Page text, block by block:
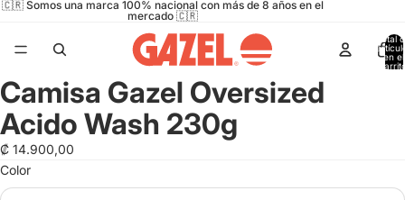
🇨🇷 Somos una marca 100% nacional con más de 8 años en el
mercado 🇨🇷
Total
en el
Abrir
imagen
a
pantalla
completa
Camisa Gazel Oversized
Acido Wash 230g
₡ 14.900,00
Color